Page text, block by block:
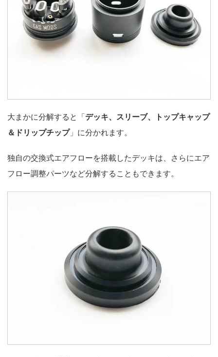
大まかに分解すると「 デッキ、スリーブ、トップキャップ
＆ドリップチップ」に分かれます。
独自の交換式エアフローを搭載したデッキは、さらにエア
フロー調整パーツなど分解することもできます。